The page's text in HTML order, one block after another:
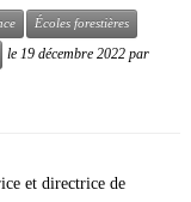
Écoles forestières
le 19 décembre 2022 par
et directrice de